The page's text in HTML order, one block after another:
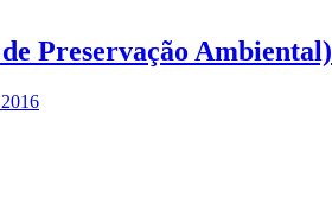
Preservação Ambiental)